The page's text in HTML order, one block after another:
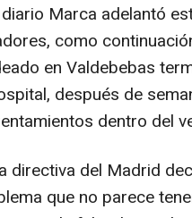
Marca adelantó
como
en Valdebebas
después de
dentro del
directiva del Madrid
que no parece